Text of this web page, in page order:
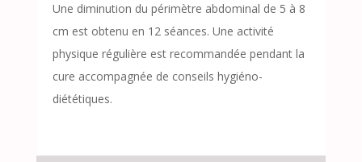
Une diminution du périmètre abdominal de 5 à 8
cm est obtenu en 12 séances. Une activité
physique régulière est recommandée pendant la
cure accompagnée de conseils hygiéno-
diététiques.